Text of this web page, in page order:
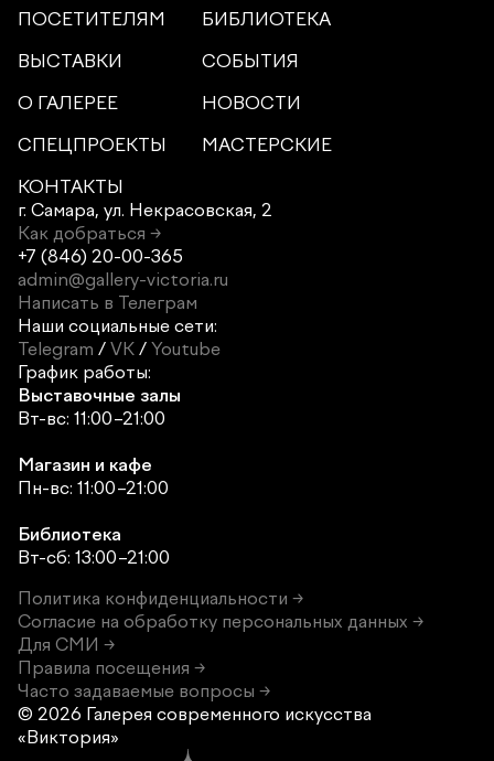
ПОСЕТИТЕЛЯМ
БИБЛИОТЕКА
ВЫСТАВКИ
СОБЫТИЯ
О ГАЛЕРЕЕ
НОВОСТИ
СПЕЦПРОЕКТЫ
МАСТЕРСКИЕ
КОНТАКТЫ
г. Самара, ул. Некрасовская, 2
Как добраться →
+7 (846) 20-00-365
admin@gallery-victoria.ru
Написать в Телеграм
Наши социальные сети:
Telegram / VK / Youtube
График работы:
Выставочные залы
Вт-вс: 11:00–21:00
Магазин и кафе
Пн-вс: 11:00–21:00
Библиотека
Вт-сб: 13:00–21:00
Политика конфиденциальности →
Согласие на обработку персональных данных →
Для СМИ →
Правила посещения →
Часто задаваемые вопросы →
© 2026 Галерея современного искусства
«Виктория»